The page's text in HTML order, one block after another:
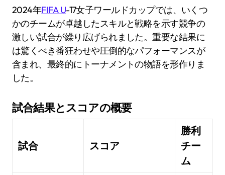
2024年FIFA U-17女子ワールドカップでは、いくつ
かのチームが卓越したスキルと戦略を示す競争の
激しい試合が繰り広げられました。重要な結果に
は驚くべき番狂わせや圧倒的なパフォーマンスが
含まれ、最終的にトーナメントの物語を形作りま
した。
試合結果とスコアの概要
試合 スコア
勝利
チー
ム